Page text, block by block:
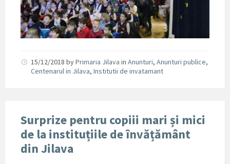
15/12/2018 byPrimaria Jilava in Anunturi, Anunturi publice,
Centenarul in Jilava, Institutii de invatamant
Surprize pentru copiii mari și mici
de la instituțiile de învățământ
din Jilava